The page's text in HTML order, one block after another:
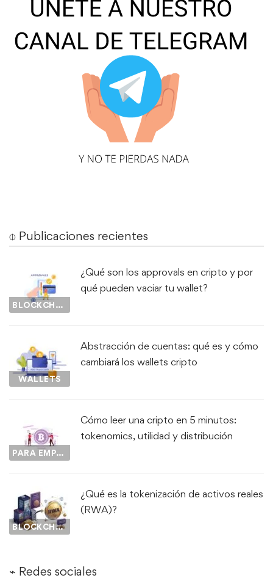
⌽ Publicaciones recientes
BLOCKCHAIN
¿Qué son los approvals en cripto y por
qué pueden vaciar tu wallet?
WALLETS
Abstracción de cuentas: qué es y cómo
cambiará los wallets cripto
PARA EMPEZAR...
Cómo leer una cripto en 5 minutos:
tokenomics, utilidad y distribución
BLOCKCHAIN
¿Qué es la tokenización de activos reales
(RWA)?
⌁ Redes sociales